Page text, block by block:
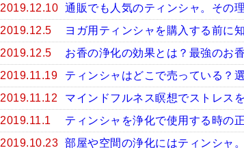
2019.12.10 通販でも人気のティンシャ。その
2019.12.5
ヨガ用ティンシャを購入する前に
2019.12.5
お香の浄化の効果とは？最強のお
2019.11.19
ティンシャはどこで売っている？
2019.11.12
マインドフルネス瞑想でストレス
2019.11.1
ティンシャを浄化で使用する時の
2019.10.23 部屋や空間の浄化にはティンシャ